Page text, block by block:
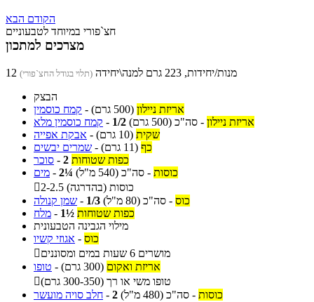
הקודם הבא
חצ`פורי במיוחד לטבעוניים
מצרכים למתכון
12 מנות/יחידות, 223 גרם למנה\יחידה (תלוי בגודל החצ`פורי)
הבצק
קמח כוסמין - אריזת ניילון (500 גרם)
קמח כוסמין מלא - 1/2 אריזת ניילון - סה"כ (500 גרם)
אבקת אפייה - שקית (10 גרם)
שמרים יבשים - כף (11 גרם)
סוכר - 2 כפות שטוחות
מים - 2¼ כוסות - סה"כ (540 מ"ל)

2-2.5 כוסות (בהדרגה)
שמן קנולה - 1/3 כוס - סה"כ (80 מ"ל)
מלח - 1½ כפות שטוחות
מילוי הגבינה הטבעונית
אגוזי קשיו - כוס

מושרים 6 שעות במים ומסוננים
טופו - אריזת ואקום (300 גרם)

טופו משי או רך (300-350 גרם)
חלב סויה מועשר - 2 כוסות - סה"כ (480 מ"ל)